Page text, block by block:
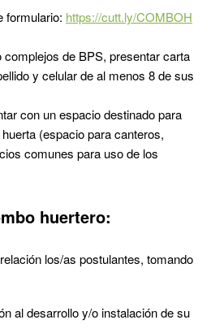
formulario: https://cutt.ly/COMBOH
de BPS, presentar carta
y celular de al menos 8 de sus
con un espacio destinado para
(espacio para canteros,
comunes para uso de los
huertero:
los/as postulantes, tomando
al desarrollo y/o instalación de su